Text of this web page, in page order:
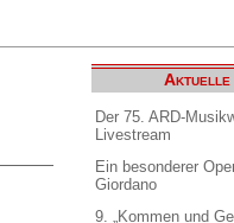
Aktuelle
Der 75. ARD-
Livestream
Ein besonderer
Giordano
9. „Kommen und